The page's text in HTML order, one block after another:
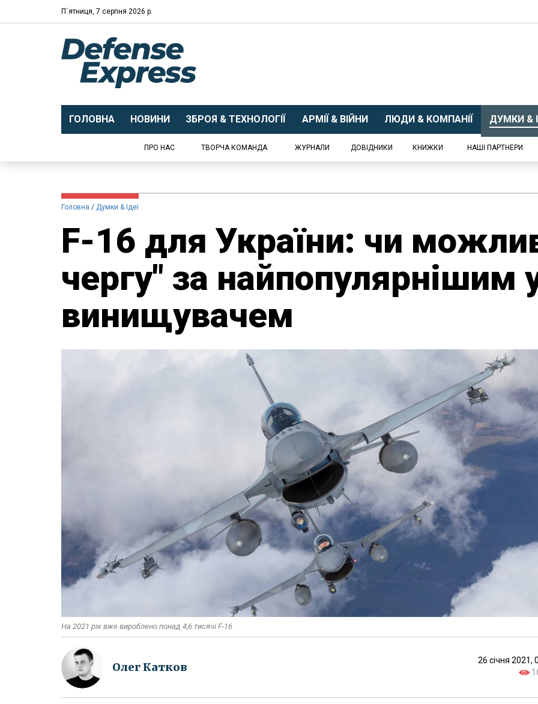
П`ятниця, 7 серпня 2026 р.
ГОЛОВНА НОВИНИ ЗБРОЯ & ТЕХНОЛОГІЇ АРМІЇ & ВІЙНИ ЛЮДИ & КОМПАНІЇ ДУМКИ &
ПРО НАС ТВОРЧА КОМАНДА ЖУРНАЛИ ДОВІДНИКИ КНИЖКИ НАШІ ПАРТНЕРИ
Головна Думки & Ідеї
F-16 для України: чи
чергу" за найпопулярнішим у
винищувачем
На 2021 рік вже вироблено понад 4,6 тисячі F-16
Олег Катков
26 січня 2021,